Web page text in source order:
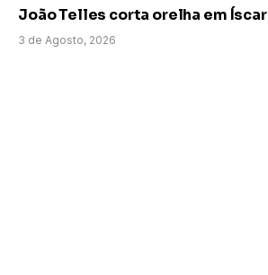
João Telles corta orelha em Íscar
3 de Agosto, 2026